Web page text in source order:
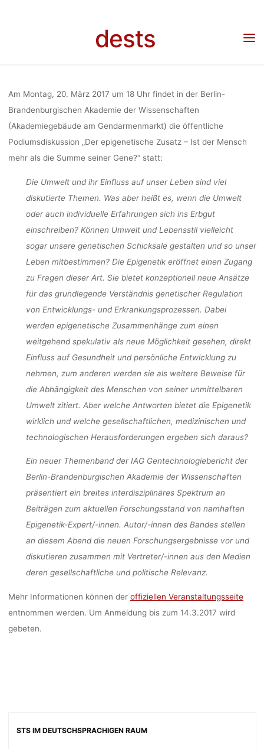
dests
ZUSATZ –
MENSCH
DIE SUMME
GENE?“ AM
AN DER
dests 28. Februar 2017
Podiumsdiskussion „Der epigenetische Zusatz – Ist der
Am Montag, 20. März 2017 um 18 Uhr findet in der Berlin-
Brandenburgischen Akademie der Wissenschaften
(Akademiegebäude am Gendarmenmarkt) die öffentliche
Podiumsdiskussion „Der epigenetische Zusatz – Ist der Mensch
mehr als die Summe seiner Gene?“ statt:
Die Umwelt und ihr Einfluss auf unser Leben sind viel
diskutierte Themen. Was aber heißt es, wenn die Umwelt
oder auch individuelle Erfahrungen sich ins Erbgut
einschreiben? Können Umwelt und Lebensstil vielleicht
sogar unsere genetischen Schicksale gestalten und so unser
Leben mitbestimmen? Die Epigenetik eröffnet einen Zugang
zu Fragen dieser Art. Sie bietet konzeptionell neue Ansätze
für das grundlegende Verständnis genetischer Regulation
von Entwicklungs- und Erkrankungsprozessen. Dabei
werden epigenetische Zusammenhänge zum einen
weitgehend spekulativ als neue Möglichkeit gesehen, direkt
Einfluss auf Gesundheit und persönliche Entwicklung zu
nehmen, zum anderen werden sie als weitere Beweise für
die Abhängigkeit des Menschen von seiner unmittelbaren
Umwelt zitiert. Aber welche Antworten bietet die Epigenetik
wirklich und welche gesellschaftlichen, medizinischen und
technologischen Herausforderungen ergeben sich daraus?
Ein neuer Themenband der IAG Gentechnologiebericht der
Berlin-Brandenburgischen Akademie der Wissenschaften
präsentiert ein breites interdisziplinäres Spektrum an
Beiträgen zum aktuellen Forschungsstand von namhaften
Epigenetik-Expert/-innen. Autor/-innen des Bandes stellen
an diesem Abend die neuen Forschungsergebnisse vor und
diskutieren zusammen mit Vertreter/-innen aus den Medien
deren gesellschaftliche und politische Relevanz.
Mehr Informationen können der offiziellen Veranstaltungsseite
entnommen werden. Um Anmeldung bis zum 14.3.2017 wird
gebeten.
STS IM DEUTSCHSPRACHIGEN RAUM